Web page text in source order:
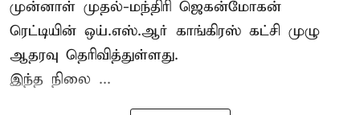
முன்னாள் முதல்-மந்திரி ஜெகன்மோகன்
ரெட்டியின் ஒய்.எஸ்.ஆர் காங்கிரஸ் கட்சி முழு
ஆதரவு தெரிவித்துள்ளது.
இந்த நிலை ...